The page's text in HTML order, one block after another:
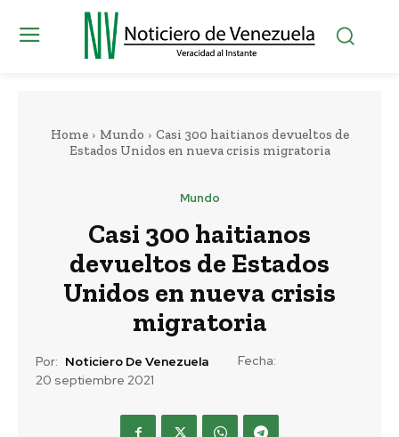
Home Mundo
Casi 300 haitianos devueltos de
Estados Unidos en nueva crisis migratoria
Mundo
Casi 300 haitianos
devueltos de Estados
Unidos en nueva crisis
migratoria
Por: Noticiero De Venezuela
Fecha:
20 septiembre 2021